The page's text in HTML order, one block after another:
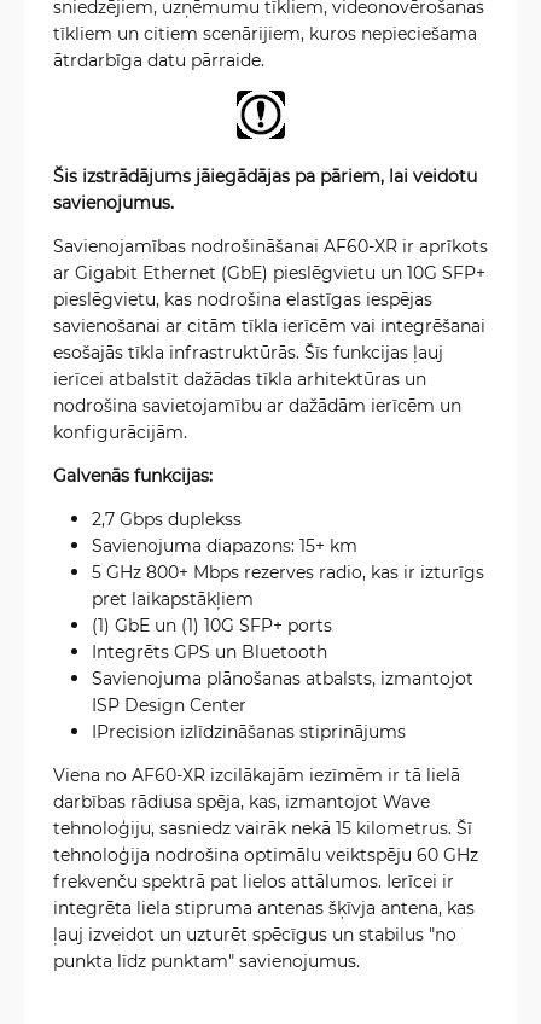
sniedzējiem, uzņēmumu tīkliem, videonovērošanas
tīkliem un citiem scenārijiem, kuros nepieciešama
ātrdarbīga datu pārraide.
Šis izstrādājums jāiegādājas pa pāriem, lai veidotu
savienojumus.
Savienojamības nodrošināšanai AF60-XR ir aprīkots
ar Gigabit Ethernet (GbE) pieslēgvietu un 10G SFP+
pieslēgvietu, kas nodrošina elastīgas iespējas
savienošanai ar citām tīkla ierīcēm vai integrēšanai
esošajās tīkla infrastruktūrās. Šīs funkcijas ļauj
ierīcei atbalstīt dažādas tīkla arhitektūras un
nodrošina savietojamību ar dažādām ierīcēm un
konfigurācijām.
Galvenās funkcijas:
2,7 Gbps duplekss
Savienojuma diapazons: 15+ km
5 GHz 800+ Mbps rezerves radio, kas ir izturīgs
pret laikapstākļiem
(1) GbE un (1) 10G SFP+ ports
Integrēts GPS un Bluetooth
Savienojuma plānošanas atbalsts, izmantojot
ISP Design Center
IPrecision izlīdzināšanas stiprinājums
Viena no AF60-XR izcilākajām iezīmēm ir tā lielā
darbības rādiusa spēja, kas, izmantojot Wave
tehnoloģiju, sasniedz vairāk nekā 15 kilometrus. Šī
tehnoloģija nodrošina optimālu veiktspēju 60 GHz
frekvenču spektrā pat lielos attālumos. Ierīcei ir
integrēta liela stipruma antenas šķīvja antena, kas
ļauj izveidot un uzturēt spēcīgus un stabilus "no
punkta līdz punktam" savienojumus.